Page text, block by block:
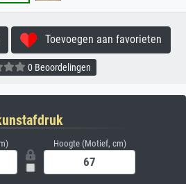
Toevoegen aan favorieten
0 Beoordelingen
Hoogte (Motief, cm)